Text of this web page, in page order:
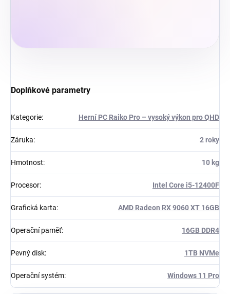
Doplňkové parametry
Kategorie: Herní PC Raiko Pro – vysoký výkon pro QHD
Záruka: 2 roky
Hmotnost: 10 kg
Procesor: Intel Core i5-12400F
Grafická karta: AMD Radeon RX 9060 XT 16GB
Operační paměť: 16GB DDR4
Pevný disk: 1TB NVMe
Operační systém: Windows 11 Pro